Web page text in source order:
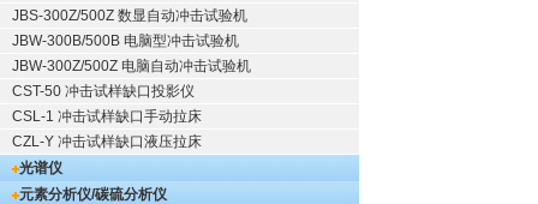
JBS-300Z/500Z 数显自动冲击试验机
JBW-300B/500B 电脑型冲击试验机
JBW-300Z/500Z 电脑自动冲击试验机
CST-50 冲击试样缺口投影仪
CSL-1 冲击试样缺口手动拉床
CZL-Y 冲击试样缺口液压拉床
光谱仪
元素分析仪/碳硫分析仪